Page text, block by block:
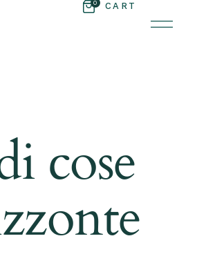
0 CART
cose